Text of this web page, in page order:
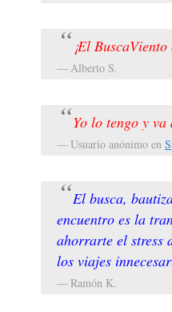
¡El
Alberto S.
Yo lo tengo y
Usuario anónimo en
El busca,
encuentro es la
ahorrarte el stress
los viajes
Ramón K.